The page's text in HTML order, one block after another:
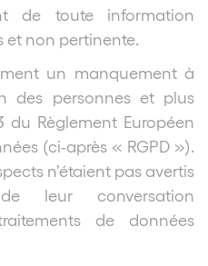
de toute information
et non pertinente.
un manquement à
des personnes et plus
du Règlement Européen
(ci-après « RGPD »).
n’étaient pas avertis
leur conversation
de données